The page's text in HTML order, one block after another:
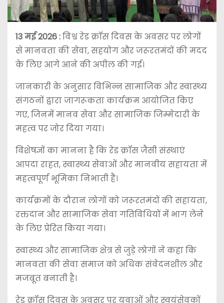
13 मई 2026 :विश्व रेड क्रॉस दिवस के अवसर पर लोगों
से मानवता की सेवा, सहयोग और जरूरतमंदों की मदद
के लिए आगे आने की अपील की गई।
जानकारी के अनुसार विभिन्न सामाजिक और स्वास्थ्य
संगठनों द्वारा जागरूकता कार्यक्रम आयोजित किए
गए, जिनमें मानव सेवा और सामाजिक जिम्मेदारी के
महत्व पर जोर दिया गया।
विशेषज्ञों का मानना है कि रेड क्रॉस जैसी संस्थाएं
आपदा राहत, स्वास्थ्य सेवाओं और मानवीय सहायता में
महत्वपूर्ण भूमिका निभाती हैं।
कार्यक्रमों के दौरान लोगों को जरूरतमंदों की सहायता,
रक्तदान और सामाजिक सेवा गतिविधियों में भाग लेने
के लिए प्रेरित किया गया।
स्वास्थ्य और सामाजिक क्षेत्र से जुड़े लोगों ने कहा कि
मानवता की सेवा समाज को अधिक संवेदनशील और
मजबूत बनाती है।
रेड क्रॉस दिवस के अवसर पर युवाओं और स्वयंसेवकों